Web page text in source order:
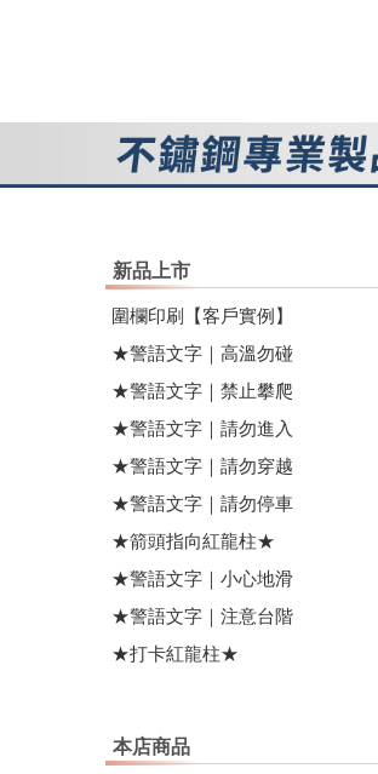
新品上市
圍欄印刷【客戶實例】
★警語文字｜高溫勿碰
★警語文字｜禁止攀爬
★警語文字｜請勿進入
★警語文字｜請勿穿越
★警語文字｜請勿停車
★箭頭指向紅龍柱★
★警語文字｜小心地滑
★警語文字｜注意台階
★打卡紅龍柱★
本店商品